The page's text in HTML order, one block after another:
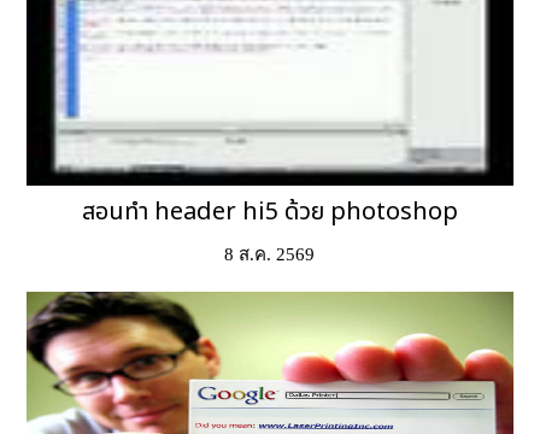
สอนทำ header hi5 ด้วย photoshop
8 ส.ค. 2569